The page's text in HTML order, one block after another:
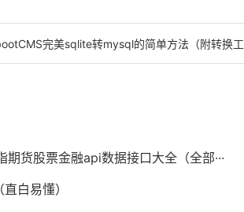
完美sqlite转mysql的简单方法（附转换工具）
货股票金融api数据接口大全（全部···
白易懂）